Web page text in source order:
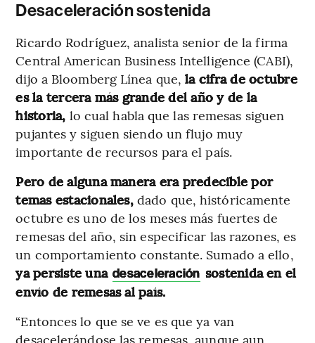
Desaceleración sostenida
Ricardo Rodríguez, analista senior de la firma
Central American Business Intelligence (CABI),
dijo a Bloomberg Línea que,la cifra de octubre
es la tercera más grande del año y de la
historia, lo cual habla que las remesas siguen
pujantes y siguen siendo un flujo muy
importante de recursos para el país.
Pero de alguna manera era predecible por
temas estacionales,dado que, históricamente
octubre es uno de los meses más fuertes de
remesas del año, sin especificar las razones, es
un comportamiento constante. Sumado a ello,
ya persiste una desaceleración sostenida en el
envío de remesas al país.
“Entonces lo que se ve es que ya van
desacelerándose las remesas, aunque aun